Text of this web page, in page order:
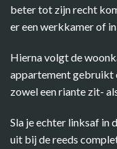
beter tot zijn recht
er een werkkamer of
Hierna volgt de
appartement gebruikt
zowel een riante zit-
Sla je echter linksaf in
uit bij de reeds